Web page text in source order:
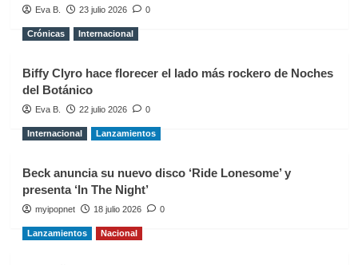
Eva B. 23 julio 2026 0
Crónicas Internacional
Biffy Clyro hace florecer el lado más rockero de Noches
del Botánico
Eva B. 22 julio 2026 0
Internacional Lanzamientos
Beck anuncia su nuevo disco ‘Ride Lonesome’ y
presenta ‘In The Night’
myipopnet 18 julio 2026 0
Lanzamientos Nacional